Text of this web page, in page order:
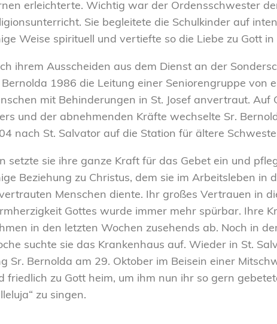
erleichterte. Wichtig war der Ordensschwester
Sie begleitete die Schulkinder auf
Weise spirituell und vertiefte so die Liebe zu Gott in
ihrem Ausscheiden aus dem Dienst an der
Bernolda 1986 die Leitung einer Seniorengruppe von
mit Behinderungen in St. Josef anvertraut. Auf
und der abnehmenden Kräfte wechselte Sr.
nach St. Salvator auf die Station für ältere
setzte sie ihre ganze Kraft für das Gebet ein und
Beziehung zu Christus, dem sie im Arbeitsleben in
Menschen diente. Ihr großes Vertrauen in
Gottes wurde immer mehr spürbar. Ihre
in den letzten Wochen zusehends ab. Noch in
suchte sie das Krankenhaus auf. Wieder in St.
Sr. Bernolda am 29. Oktober im Beisein einer
friedlich zu Gott heim, um ihm nun ihr so gern
zu singen.